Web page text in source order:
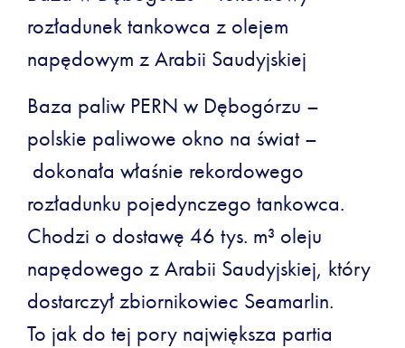
rozładunek tankowca z olejem
napędowym z Arabii Saudyjskiej
Baza paliw PERN w Dębogórzu –
polskie paliwowe okno na świat –
dokonała właśnie rekordowego
rozładunku pojedynczego tankowca.
Chodzi o dostawę 46 tys. m³ oleju
napędowego z Arabii Saudyjskiej, który
dostarczył zbiornikowiec Seamarlin.
To jak do tej pory największa partia